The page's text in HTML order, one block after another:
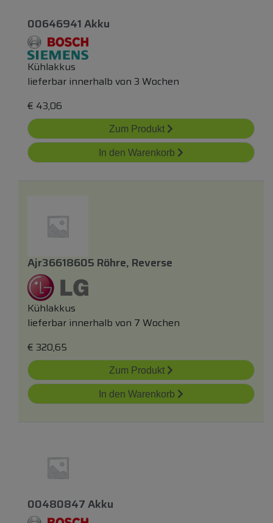
00646941 Akku
Kühlakkus
lieferbar innerhalb von 3 Wochen
€ 43,06
Zum Produkt
In den Warenkorb
Ajr36618605 Röhre, Reverse
Kühlakkus
lieferbar innerhalb von 7 Wochen
€ 320,65
Zum Produkt
In den Warenkorb
00480847 Akku